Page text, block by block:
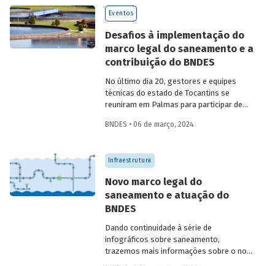
Eventos
Desafios à implementação do
marco legal do saneamento e a
contribuição do BNDES
No último dia 20, gestores e equipes
técnicas do estado de Tocantins se
reuniram em Palmas para participar de
marco legal do saneamento. A melhoria
consideráveis, entre eles a promoção de
investimentos. Com isso em vista, o
atuação.
BNDES • 06 de março, 2024
Infraestrutura
Novo marco legal do
saneamento e atuação do
BNDES
Dando continuidade à série de
infográficos sobre saneamento,
trazemos mais informações sobre o novo